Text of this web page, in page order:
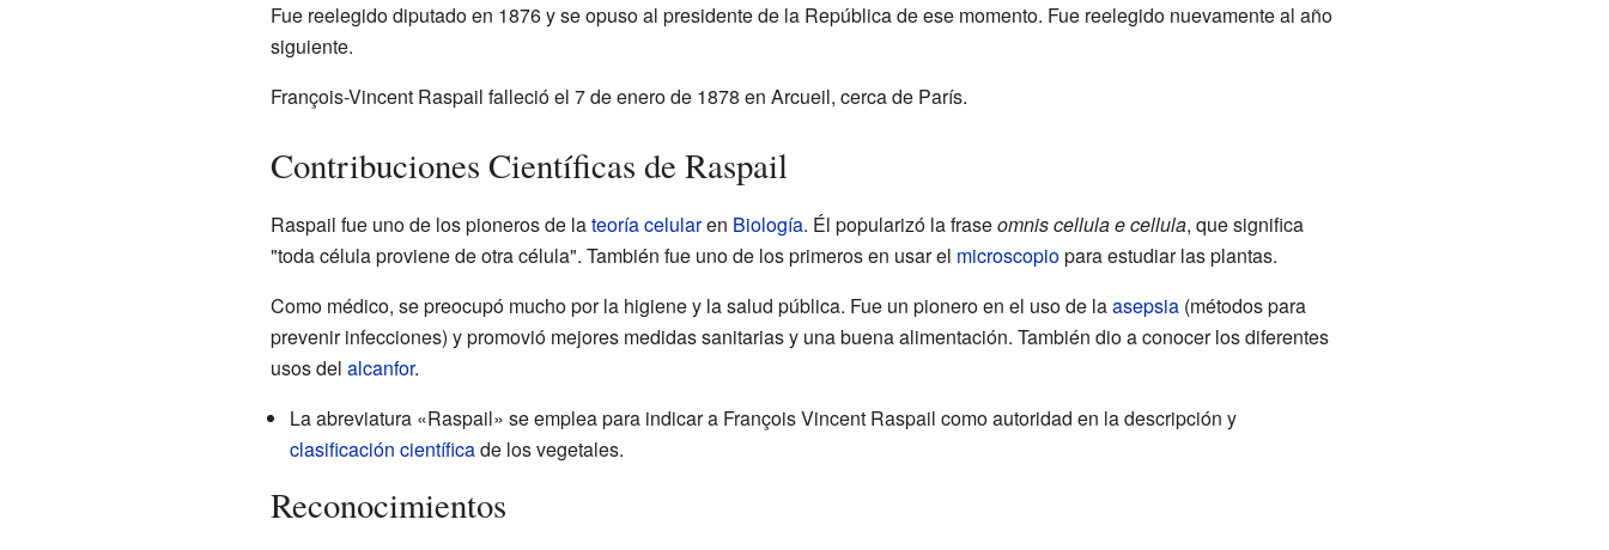
Fue reelegido diputado en 1876 y se opuso al presidente de la República de ese momento. Fue reelegido nuevamente al año
siguiente.
François-Vincent Raspail falleció el 7 de enero de 1878 en Arcueil, cerca de París.
Contribuciones Científicas de Raspail
Raspail fue uno de los pioneros de lateoría celularen Biología. Él popularizó la fraseomnis cellula e cellula, que significa
"toda célula proviene de otra célula". También fue uno de los primeros en usar el microscopiopara estudiar las plantas.
Como médico, se preocupó mucho por la higiene y la salud pública. Fue un pionero en el uso de laasepsia(métodos para
prevenir infecciones) y promovió mejores medidas sanitarias y una buena alimentación. También dio a conocer los diferentes
usos del alcanfor.
La abreviatura «Raspail» se emplea para indicar a François Vincent Raspail como autoridad en la descripción y
clasificación científicade los vegetales.
Reconocimientos